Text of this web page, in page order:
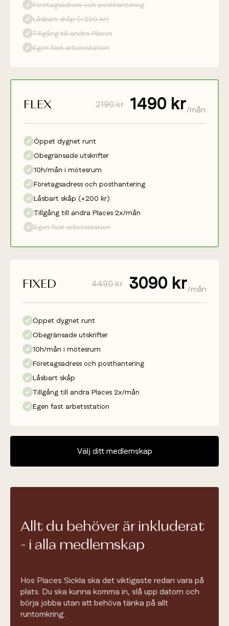
Företagsadress och posthantering
Låsbart skåp (+200 kr)
Tillgång till andra Places
Egen fast arbetsstation
FLEX 2190 kr 1490 kr/mån
Öppet dygnet runt
Obegränsade utskrifter
10h/mån i mötesrum
Företagsadress och posthantering
Låsbart skåp (+200 kr)
Tillgång till andra Places 2x/mån
Egen fast arbetsstation
FIXED 4490 kr 3090 kr/mån
Öppet dygnet runt
Obegränsade utskrifter
10h/mån i mötesrum
Företagsadress och posthantering
Låsbart skåp
Tillgång till andra Places 2x/mån
Egen fast arbetsstation
Välj ditt medlemskap
Allt du behöver är inkluderat
- i alla medlemskap
Hos Places Sickla ska det viktigaste redan vara på
plats. Du ska kunna komma in, slå upp datorn och
börja jobba utan att behöva tänka på allt
runtomkring.